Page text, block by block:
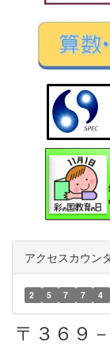
アクセスカウン
2 5 7 7 4
〒３６９